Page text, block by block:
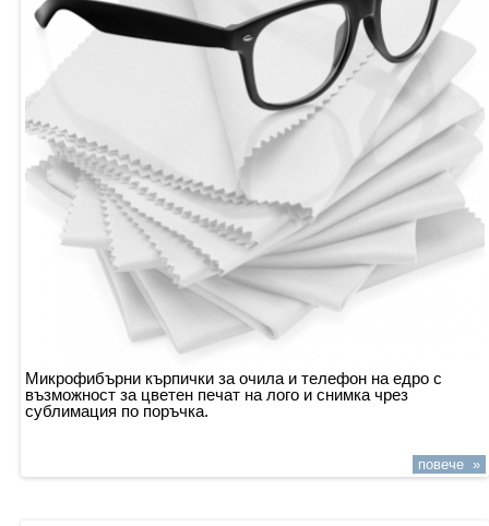
Микрофибърни кърпички за очила и телефон на едро с
възможност за цветен печат на лого и снимка чрез
сублимация по поръчка.
повече »